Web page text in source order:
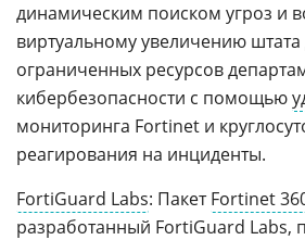
динамическим поиском угроз и
виртуальному увеличению
ограниченных ресурсов
кибербезопасности с помощью
мониторинга Fortinet и
реагирования на инциденты.
FortiGuard Labs: ПакетFortinet
разработанный FortiGuard Labs,